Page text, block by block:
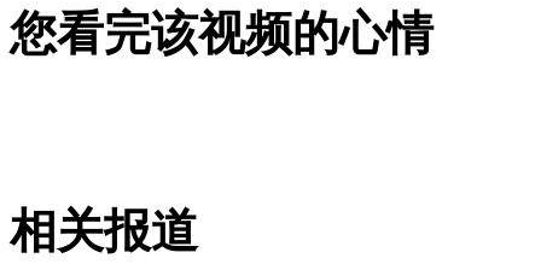
雾中难辨红绿灯 热心老伯挥旗指路
您看完该视频的心情
相关报道